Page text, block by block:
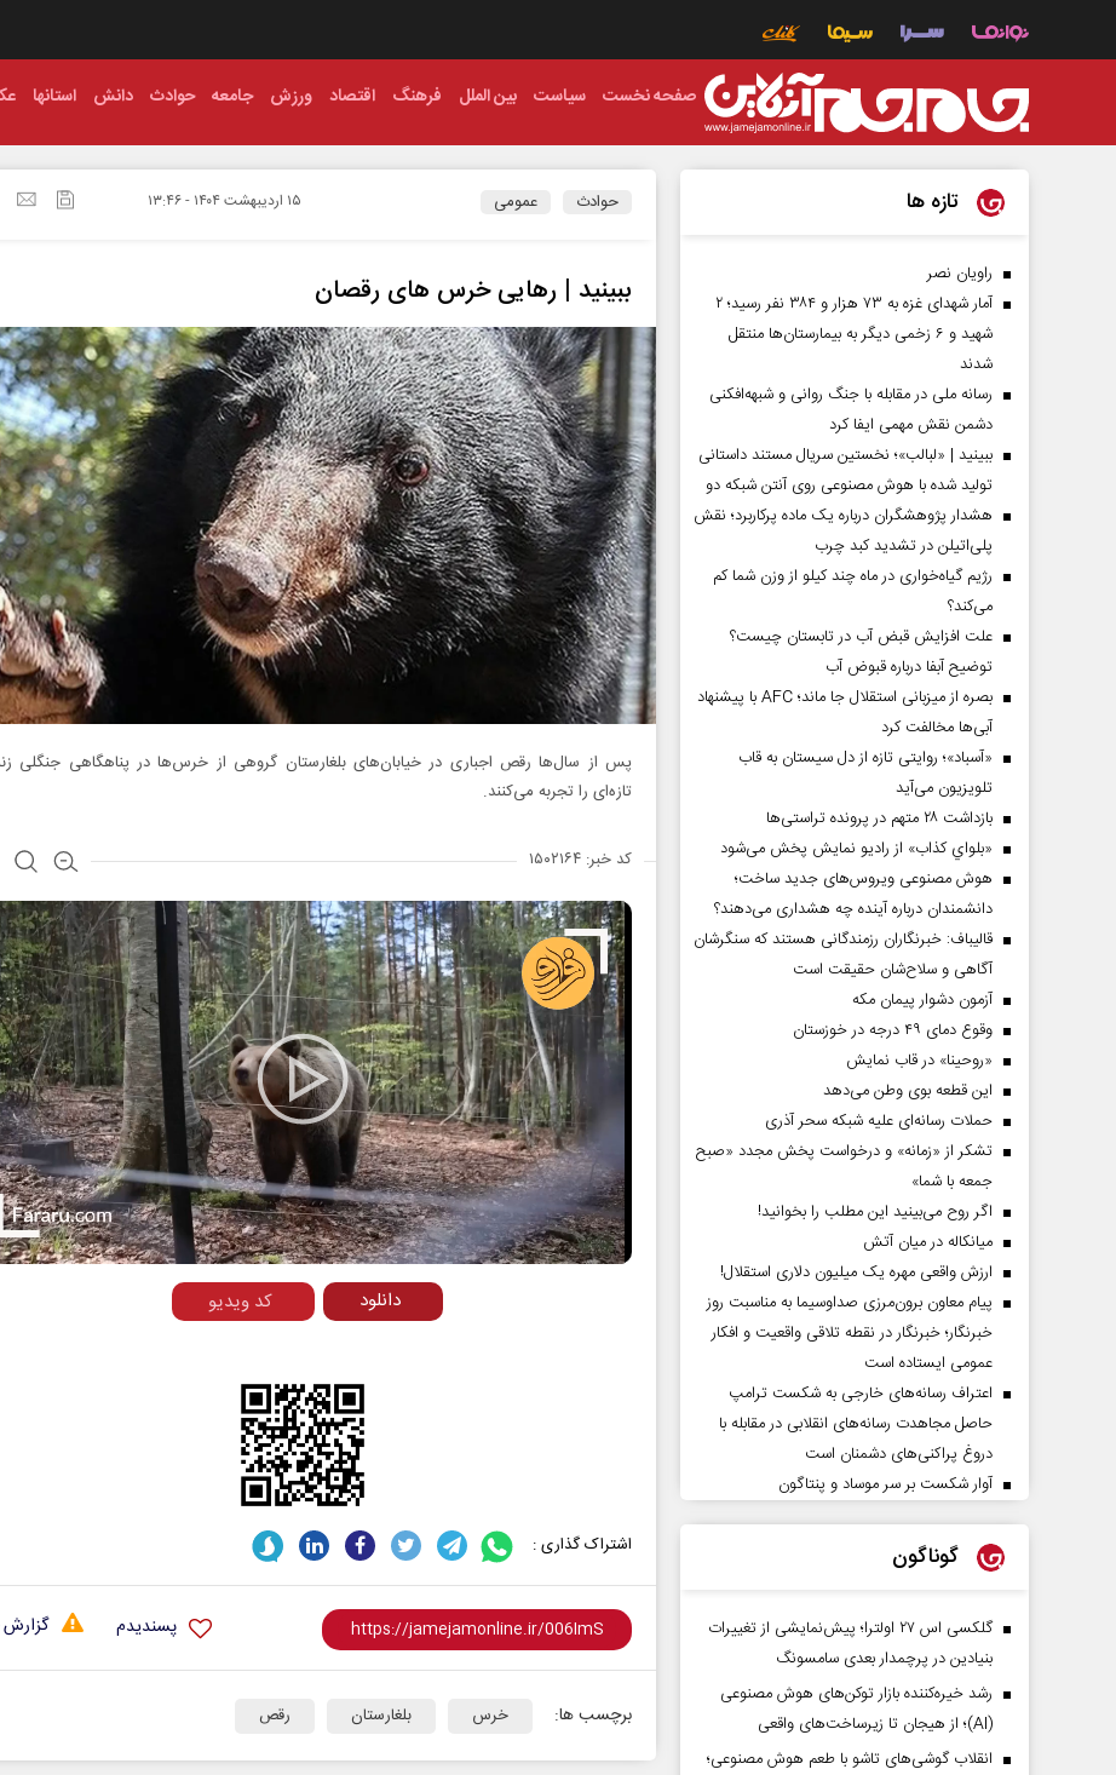
صفحه نخست سیاست بین الملل فرهنگ اقتصاد ورزش جامعه حوادث دانش استانها
حوادث عمومی ۱۵ ارديبهشت ۱۴۰۴ - ۱۳:۴۶
ببینید | رهایی خرس‌ های رقصان
پس از سال‌ها رقص اجباری در خیابان‌های بلغارستان گروهی از خرس‌ها در پناهگاهی جنگلی
تازه‌ای را تجربه می‌کنند.
کد خبر: ۱۵۰۲۱۶۴
Play
Video
کد ویدیو دانلود
اشتراک گذاری :
پسندیدم
برچسب ها: خرس بلغارستان رقص
تازه ها
راویان نصر
آمار شهدای غزه به ۷۳ هزار و ۳۸۴ نفر رسید؛ ۲
شهید و ۶ زخمی دیگر به بیمارستان‌ها منتقل
شدند
رسانه ملی در مقابله با جنگ روانی و شبهه‌افکنی
دشمن نقش مهمی ایفا کرد
ببینید | «لبالب»؛ نخستین سریال مستند داستانی
تولید شده با هوش مصنوعی روی آنتن شبکه دو
هشدار پژوهشگران درباره یک ماده پرکاربرد؛ نقش
پلی‌اتیلن در تشدید کبد چرب
رژیم گیاه‌خواری در ماه چند کیلو از وزن شما کم
می‌کند؟
علت افزایش قبض آب در تابستان چیست؟
توضیح آبفا درباره قبوض آب
بصره از میزبانی استقلال جا ماند؛ AFC با پیشنهاد
آبی‌ها مخالفت کرد
«آسباد»؛ روایتی تازه از دل سیستان به قاب
تلویزیون می‌آید
بازداشت ۲۸ متهم در پرونده تراستی‌ها
«بلواي کذاب» از رادیو نمایش پخش می‌شود
هوش مصنوعی ویروس‌های جدید ساخت؛
دانشمندان درباره آینده چه هشداری می‌دهند؟
قالیباف: خبرنگاران رزمندگانی هستند که سنگرشان
آگاهی و سلاح‌شان حقیقت است
آزمون دشوار پیمان مکه
وقوع دمای ۴۹ درجه در خوزستان
«روحینا» در قاب نمایش
این قطعه بوی وطن می‌دهد
حملات رسانه‌ای علیه شبکه سحر آذری
تشکر از «زمانه» و درخواست پخش مجدد «صبح
جمعه با شما»
اگر روح می‌بینید این مطلب را بخوانید!
میانکاله در میان آتش
ارزش واقعی مهره یک میلیون دلاری استقلال!
پیام معاون برون‌مرزی صداوسیما به مناسبت روز
خبرنگار؛ خبرنگار در نقطه تلاقی واقعیت و افکار
عمومی ایستاده است
اعتراف رسانه‌های خارجی به شکست ترامپ
حاصل مجاهدت رسانه‌های انقلابی در مقابله با
دروغ پراکنی‌های دشمنان است
آوار شکست بر سر موساد و پنتاگون
گوناگون
گلکسی اس ۲۷ اولترا؛ پیش‌نمایشی از تغییرات
بنیادین در پرچمدار بعدی سامسونگ
رشد خیره‌کننده بازار توکن‌های هوش مصنوعی
(AI)؛ از هیجان تا زیرساخت‌های واقعی
انقلاب گوشی‌های تاشو‌ با طعم هوش مصنوعی؛